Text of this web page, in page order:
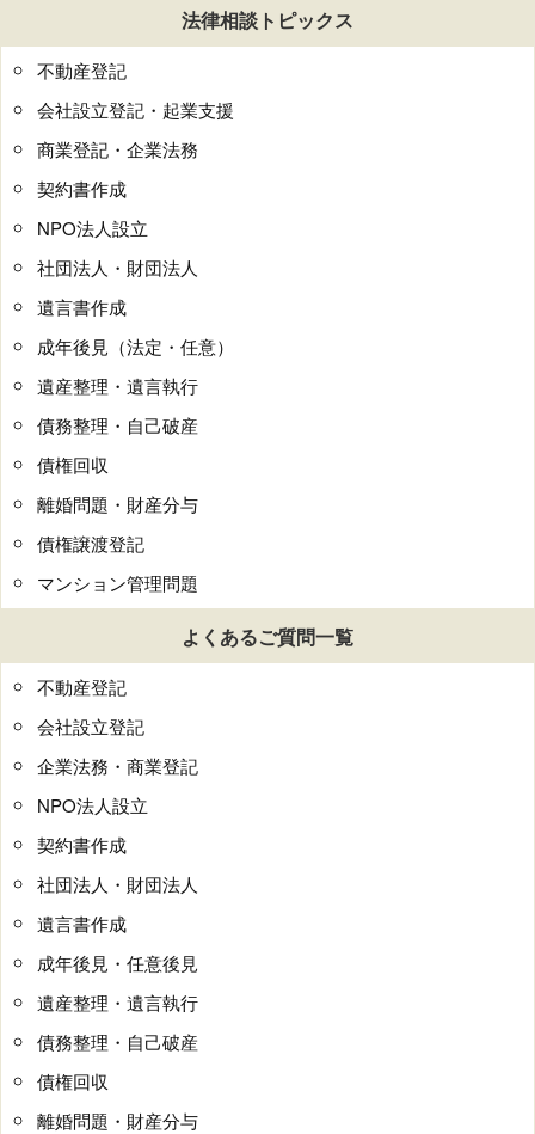
法律相談トピックス
不動産登記
会社設立登記・起業支援
商業登記・企業法務
契約書作成
NPO法人設立
社団法人・財団法人
遺言書作成
成年後見（法定・任意）
遺産整理・遺言執行
債務整理・自己破産
債権回収
離婚問題・財産分与
債権譲渡登記
マンション管理問題
よくあるご質問一覧
不動産登記
会社設立登記
企業法務・商業登記
NPO法人設立
契約書作成
社団法人・財団法人
遺言書作成
成年後見・任意後見
遺産整理・遺言執行
債務整理・自己破産
債権回収
離婚問題・財産分与